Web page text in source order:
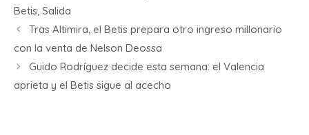
Betis, Salida
Tras Altimira, el Betis prepara otro ingreso millonario
con la venta de Nelson Deossa
Guido Rodríguez decide esta semana: el Valencia
aprieta y el Betis sigue al acecho